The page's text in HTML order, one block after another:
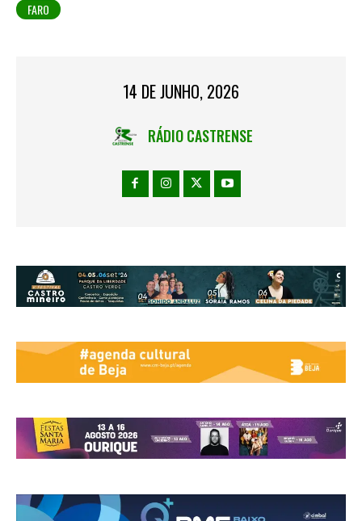
FARO
14 DE JUNHO, 2026
RÁDIO CASTRENSE